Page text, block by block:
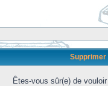
Supprimer
Êtes-vous sûr(e) de